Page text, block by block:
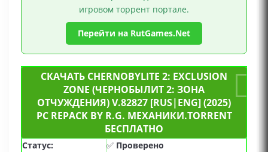
повествование, Сетевой кооператив,
Совместная игра по сети, Кооператив, Для
одного игрока, Совместная локальная игра,
Early Access
игровом торрент портале.
Перейти на RutGames.Net
СКАЧАТЬ CHERNOBYLITE 2: EXCLUSION
ZONE (ЧЕРНОБЫЛИТ 2: ЗОНА
ОТЧУЖДЕНИЯ) V.82827 [RUS|ENG] (2025)
PC REPACK BY R.G. МЕХАНИКИ.TORRENT
БЕСПЛАТНО
Статус: ✅ Проверено